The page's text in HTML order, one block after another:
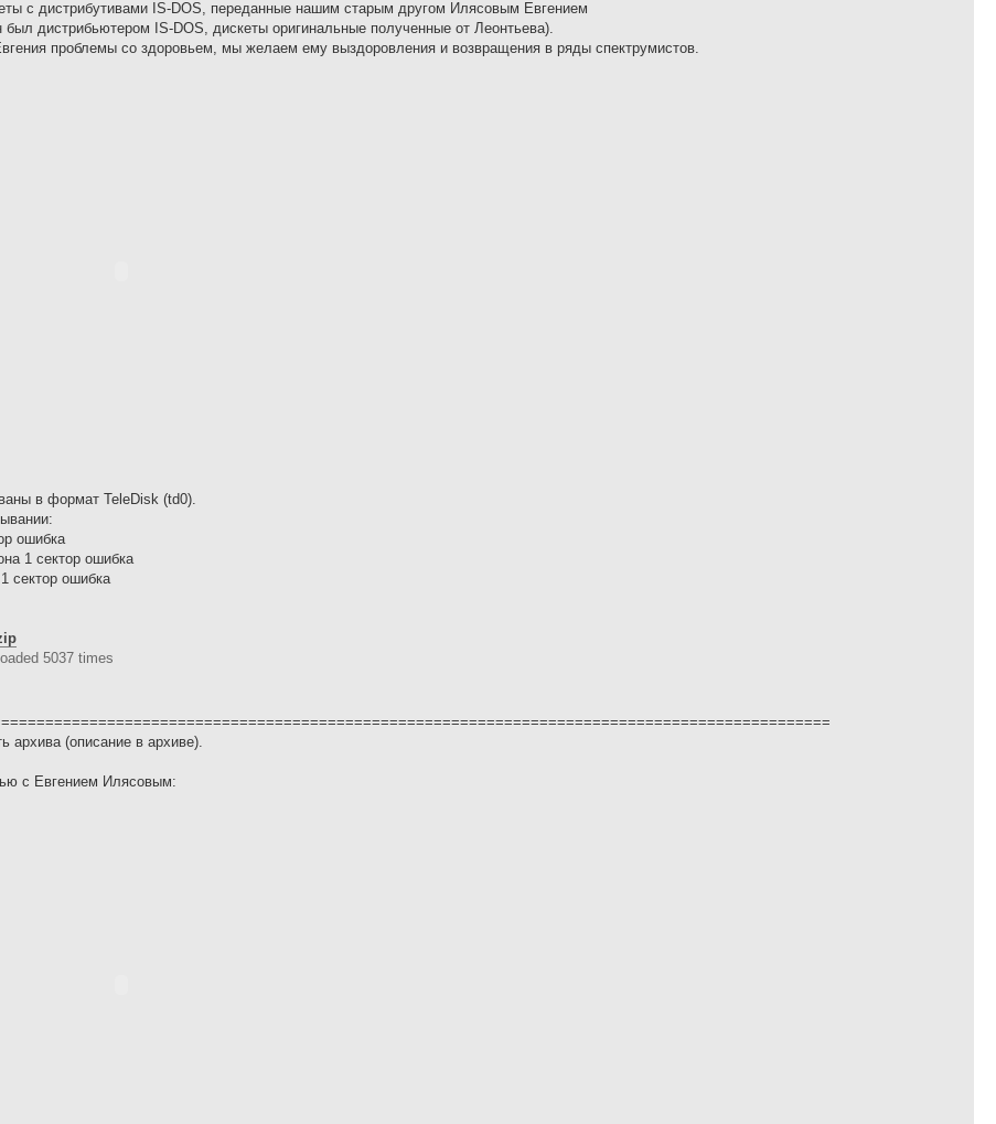
с дистрибутивами IS-DOS, переданные нашим старым другом Илясовым Евгением
был дистрибьютером IS-DOS, дискеты оригинальные полученные от Леонтьева).
проблемы со здоровьем, мы желаем ему выздоровления и возвращения в ряды спектрумистов.
в формат TeleDisk (td0).
ошибка
1 сектор ошибка
сектор ошибка
5037 times
архива (описание в архиве).
с Евгением Илясовым: